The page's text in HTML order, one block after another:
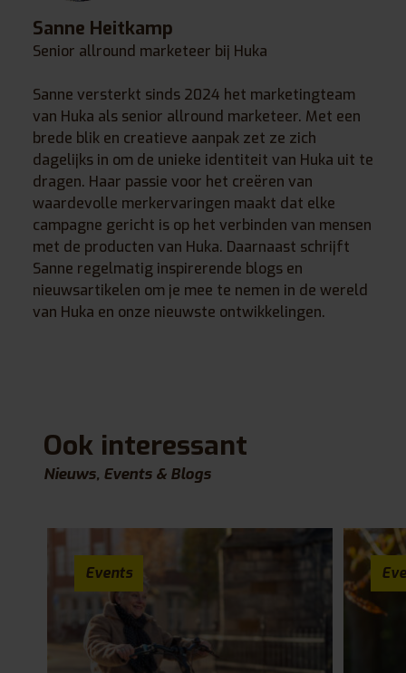
Sanne Heitkamp
Senior allround marketeer bij Huka
Sanne versterkt sinds 2024 het marketingteam
van Huka als senior allround marketeer. Met een
brede blik en creatieve aanpak zet ze zich
dagelijks in om de unieke identiteit van Huka uit te
dragen. Haar passie voor het creëren van
waardevolle merkervaringen maakt dat elke
campagne gericht is op het verbinden van mensen
met de producten van Huka. Daarnaast schrijft
Sanne regelmatig inspirerende blogs en
nieuwsartikelen om je mee te nemen in de wereld
van Huka en onze nieuwste ontwikkelingen.
Ook interessant
Nieuws, Events & Blogs
Events